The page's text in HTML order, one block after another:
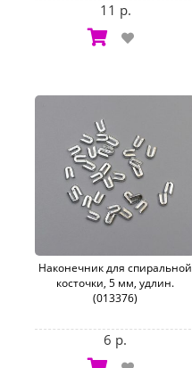
11 р.
Наконечник для спиральной
косточки, 5 мм, удлин.
(013376)
6 р.